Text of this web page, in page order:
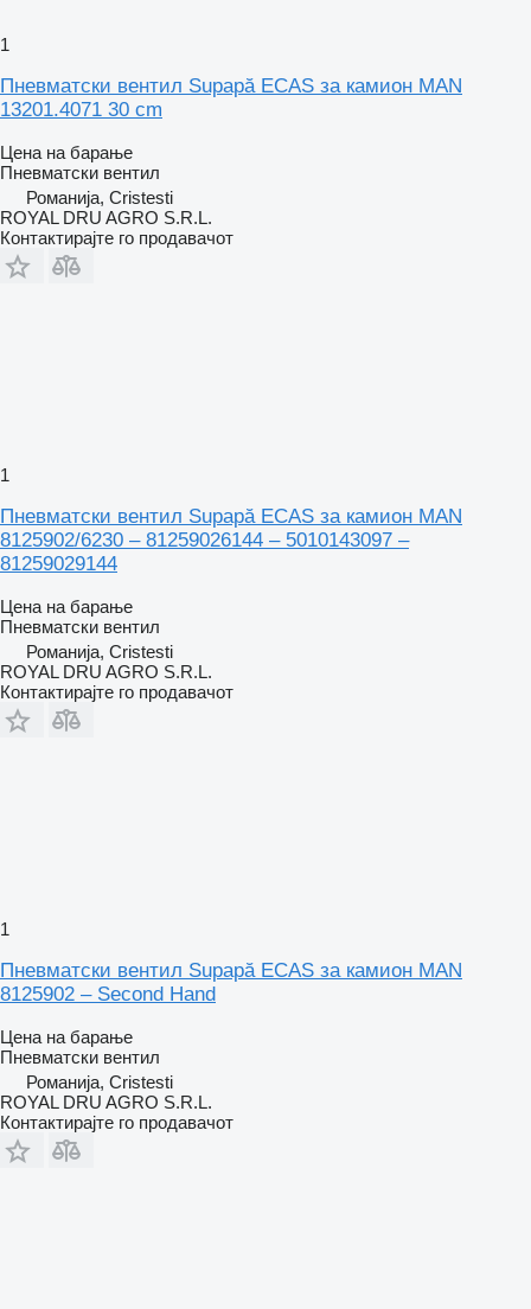
1
Пневматски вентил Supapă ECAS за камион MAN
13201.4071 30 cm
Цена на барање
Пневматски вентил
Романија, Cristesti
ROYAL DRU AGRO S.R.L.
Контактирајте го продавачот
1
Пневматски вентил Supapă ECAS за камион MAN
8125902/6230 – 81259026144 – 5010143097 –
81259029144
Цена на барање
Пневматски вентил
Романија, Cristesti
ROYAL DRU AGRO S.R.L.
Контактирајте го продавачот
1
Пневматски вентил Supapă ECAS за камион MAN
8125902 – Second Hand
Цена на барање
Пневматски вентил
Романија, Cristesti
ROYAL DRU AGRO S.R.L.
Контактирајте го продавачот